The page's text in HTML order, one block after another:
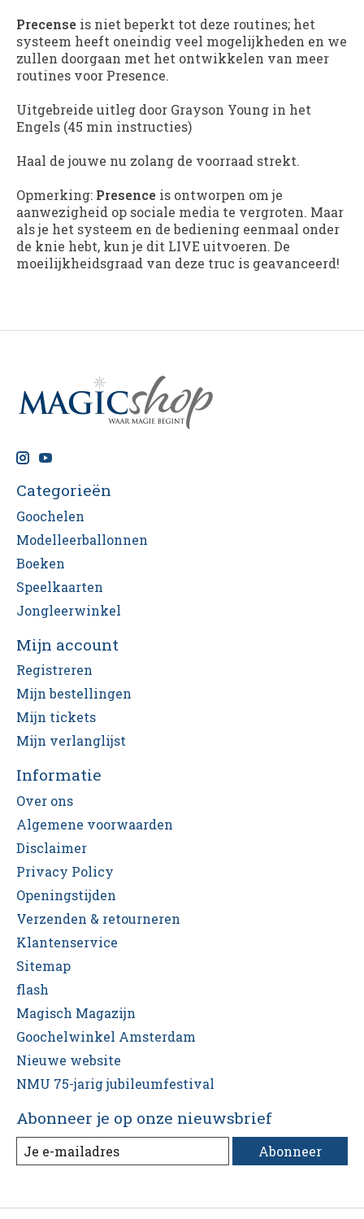
Precense is niet beperkt tot deze routines; het
systeem heeft oneindig veel mogelijkheden en we
zullen doorgaan met het ontwikkelen van meer
routines voor Presence.
Uitgebreide uitleg door Grayson Young in het
Engels (45 min instructies)
Haal de jouwe nu zolang de voorraad strekt.
Opmerking: Presence is ontworpen om je
aanwezigheid op sociale media te vergroten. Maar
als je het systeem en de bediening eenmaal onder
de knie hebt, kun je dit LIVE uitvoeren. De
moeilijkheidsgraad van deze truc is geavanceerd!
Categorieën
Goochelen
Modelleerballonnen
Boeken
Speelkaarten
Jongleerwinkel
Mijn account
Registreren
Mijn bestellingen
Mijn tickets
Mijn verlanglijst
Informatie
Over ons
Algemene voorwaarden
Disclaimer
Privacy Policy
Openingstijden
Verzenden & retourneren
Klantenservice
Sitemap
flash
Magisch Magazijn
Goochelwinkel Amsterdam
Nieuwe website
NMU 75-jarig jubileumfestival
Abonneer je op onze nieuwsbrief
Abonneer